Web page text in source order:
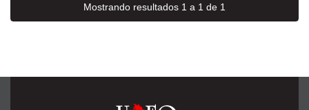
Mostrando resultados 1 a 1 de 1